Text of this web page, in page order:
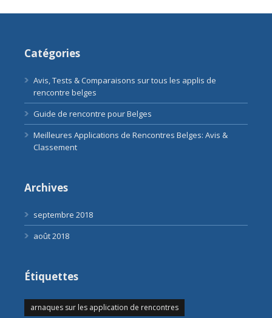
Catégories
Avis, Tests & Comparaisons sur tous les applis de
rencontre belges
Guide de rencontre pour Belges
Meilleures Applications de Rencontres Belges: Avis &
Classement
Archives
septembre 2018
août 2018
Étiquettes
arnaques sur les application de rencontres